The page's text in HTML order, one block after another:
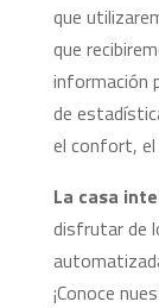
que
que
información
de
el confort, el
La casa
disfrutar de
¡Conoce